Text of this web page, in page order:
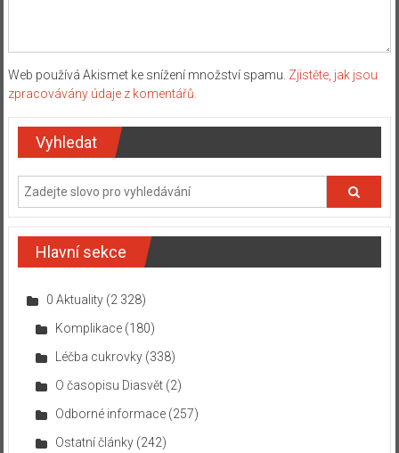
Web používá Akismet ke snížení množství spamu. Zjistěte, jak jsou
zpracovávány údaje z komentářů.
Vyhledat
Hlavní sekce
0 Aktuality(2 328)
Komplikace(180)
Léčba cukrovky(338)
O časopisu Diasvět(2)
Odborné informace(257)
Ostatní články(242)